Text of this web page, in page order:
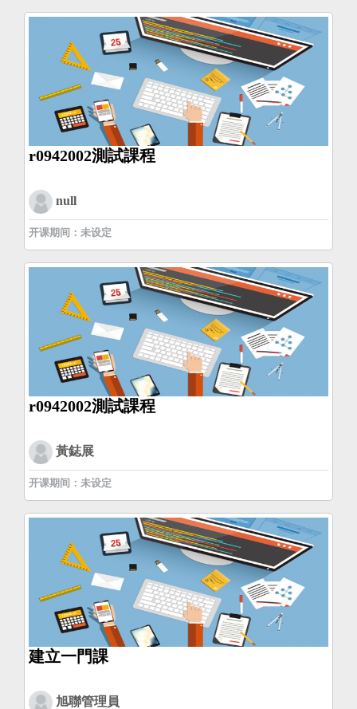
r0942002測試課程
null
开课期间：未设定
r0942002測試課程
黃鋕展
开课期间：未设定
建立一門課
旭聯管理員